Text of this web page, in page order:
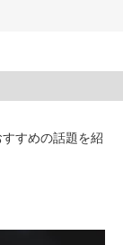
すめの話題を紹